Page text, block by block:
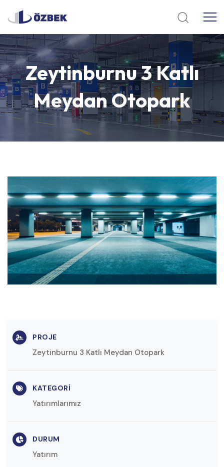
Zeytinburnu3Katlı
MeydanOtopark
PROJE
Zeytinburnu 3 Katlı Meydan Otopark
KATEGORI
Yatırımlarımız
DURUM
Yatırım